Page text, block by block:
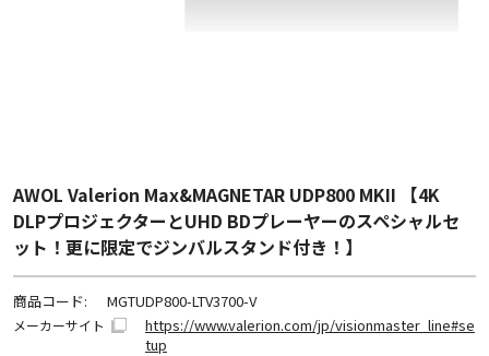
AWOL Valerion Max&MAGNETAR UDP800 MKII 【4K
DLPプロジェクターとUHD BDプレーヤーのスペシャルセ
ット！更に限定でジンバルスタンド付き！】
商品コード: MGTUDP800-LTV3700-V
メーカーサイト
https://www.valerion.com/jp/visionmaster_line#se
tup